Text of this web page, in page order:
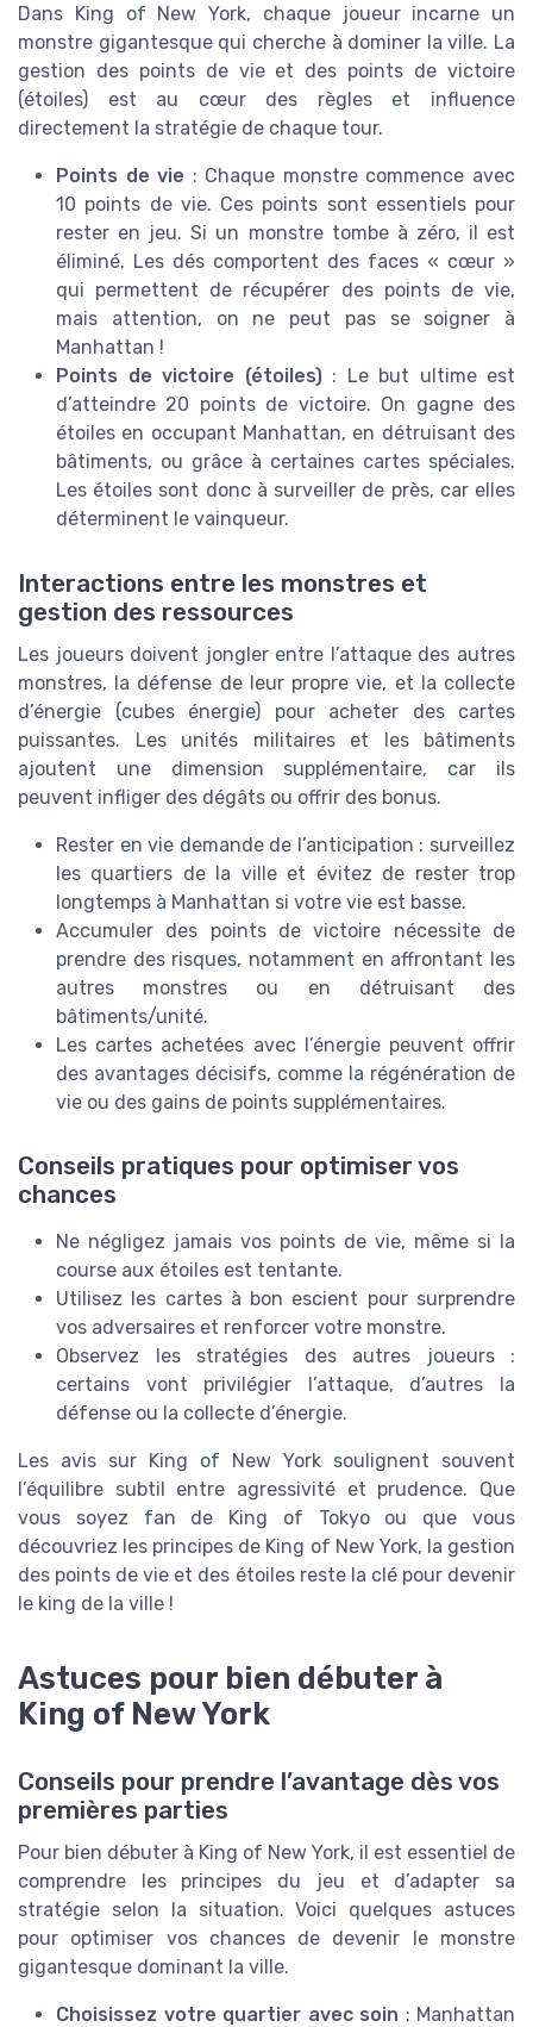
Dans King of New York, chaque joueur incarne un
monstre gigantesque qui cherche à dominer la ville. La
gestion des points de vie et des points de victoire
(étoiles) est au cœur des règles et influence
directement la stratégie de chaque tour.
Points de vie : Chaque monstre commence avec
10 points de vie. Ces points sont essentiels pour
rester en jeu. Si un monstre tombe à zéro, il est
éliminé. Les dés comportent des faces « cœur »
qui permettent de récupérer des points de vie,
mais attention, on ne peut pas se soigner à
Manhattan !
Points de victoire (étoiles): Le but ultime est
d’atteindre 20 points de victoire. On gagne des
étoiles en occupant Manhattan, en détruisant des
bâtiments, ou grâce à certaines cartes spéciales.
Les étoiles sont donc à surveiller de près, car elles
déterminent le vainqueur.
Interactions entre les monstres et
gestion des ressources
Les joueurs doivent jongler entre l’attaque des autres
monstres, la défense de leur propre vie, et la collecte
d’énergie (cubes énergie) pour acheter des cartes
puissantes. Les unités militaires et les bâtiments
ajoutent une dimension supplémentaire, car ils
peuvent infliger des dégâts ou offrir des bonus.
Rester en vie demande de l’anticipation : surveillez
les quartiers de la ville et évitez de rester trop
longtemps à Manhattan si votre vie est basse.
Accumuler des points de victoire nécessite de
prendre des risques, notamment en affrontant les
autres monstres ou en détruisant des
bâtiments/unité.
Les cartes achetées avec l’énergie peuvent offrir
des avantages décisifs, comme la régénération de
vie ou des gains de points supplémentaires.
Conseils pratiques pour optimiser vos
chances
Ne négligez jamais vos points de vie, même si la
course aux étoiles est tentante.
Utilisez les cartes à bon escient pour surprendre
vos adversaires et renforcer votre monstre.
Observez les stratégies des autres joueurs :
certains vont privilégier l’attaque, d’autres la
défense ou la collecte d’énergie.
Les avis sur King of New York soulignent souvent
l’équilibre subtil entre agressivité et prudence. Que
vous soyez fan de King of Tokyo ou que vous
découvriez les principes de King of New York, la gestion
des points de vie et des étoiles reste la clé pour devenir
le king de la ville !
Astuces pour bien débuter à
King of New York
Conseils pour prendre l’avantage dès vos
premières parties
Pour bien débuter à King of New York, il est essentiel de
comprendre les principes du jeu et d’adapter sa
stratégie selon la situation. Voici quelques astuces
pour optimiser vos chances de devenir le monstre
gigantesque dominant la ville.
Choisissez votre quartier avec soin : Manhattan